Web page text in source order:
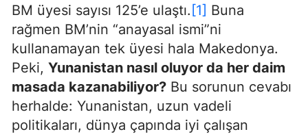
BM üyesi sayısı 125’e ulaştı. [1] Buna
rağmen BM’nin “anayasal ismi”ni
kullanamayan tek üyesi hala Makedonya.
Peki, Yunanistan nasıl oluyor da her daim
masada kazanabiliyor? Bu sorunun cevabı
herhalde: Yunanistan, uzun vadeli
politikaları, dünya çapında iyi çalışan